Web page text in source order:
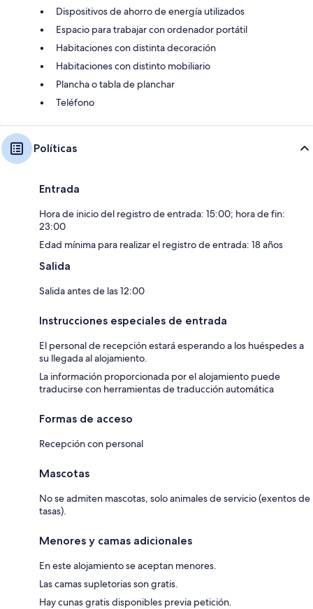
Dispositivos de ahorro de energía utilizados
Espacio para trabajar con ordenador portátil
Habitaciones con distinta decoración
Habitaciones con distinto mobiliario
Plancha o tabla de planchar
Teléfono
Políticas
Entrada
Hora de inicio del registro de entrada: 15:00; hora de fin:
23:00
Edad mínima para realizar el registro de entrada: 18 años
Salida
Salida antes de las 12:00
Instrucciones especiales de entrada
El personal de recepción estará esperando a los huéspedes a
su llegada al alojamiento.
La información proporcionada por el alojamiento puede
traducirse con herramientas de traducción automática
Formas de acceso
Recepción con personal
Mascotas
No se admiten mascotas, solo animales de servicio (exentos de
tasas).
Menores y camas adicionales
En este alojamiento se aceptan menores.
Las camas supletorias son gratis.
Hay cunas gratis disponibles previa petición.